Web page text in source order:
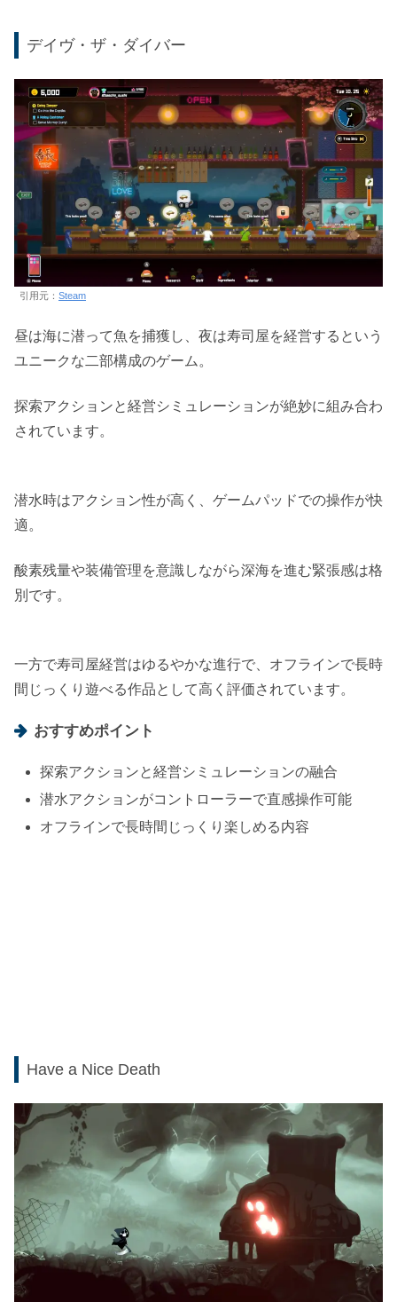
デイヴ・ザ・ダイバー
引用元： Steam
昼は海に潜って魚を捕獲し、夜は寿司屋を経営するという
ユニークな二部構成のゲーム。
探索アクションと経営シミュレーションが絶妙に組み合わ
されています。
潜水時はアクション性が高く、ゲームパッドでの操作が快
適。
酸素残量や装備管理を意識しながら深海を進む緊張感は格
別です。
一方で寿司屋経営はゆるやかな進行で、オフラインで長時
間じっくり遊べる作品として高く評価されています。
おすすめポイント
探索アクションと経営シミュレーションの融合
潜水アクションがコントローラーで直感操作可能
オフラインで長時間じっくり楽しめる内容
Have a Nice Death